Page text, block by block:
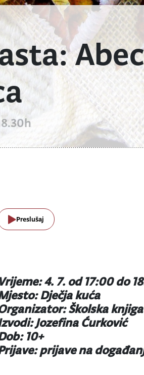
Preslušaj
Vrijeme: 4. 7. od 17:00 do
Dječja kuća
Školska
Jozefina Ćurković
10+
prijave na